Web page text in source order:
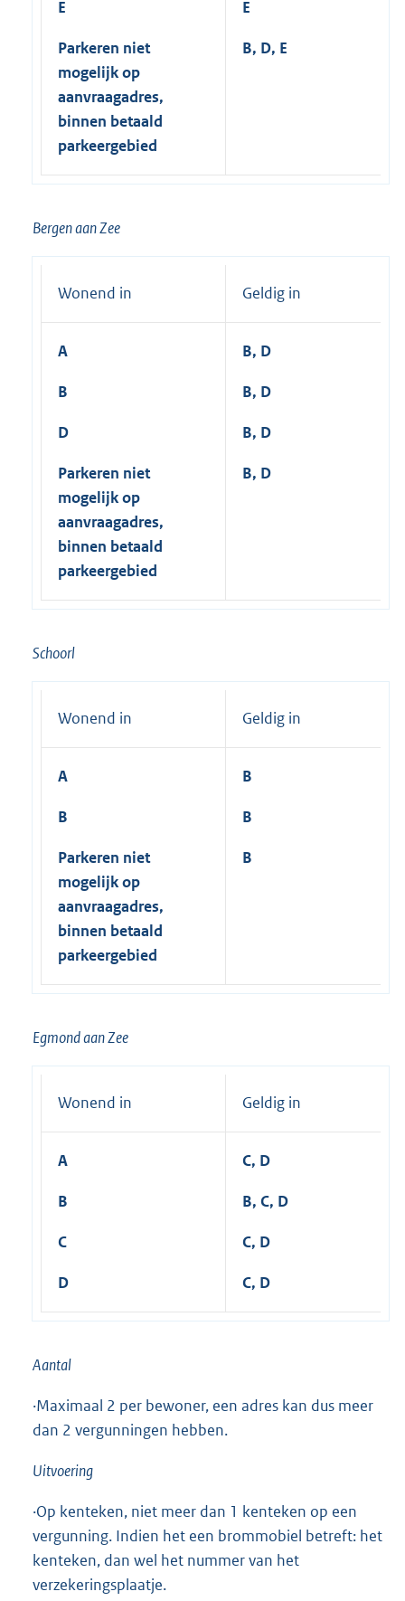
E
Parkeren niet
mogelijk op
aanvraagadres,
binnen betaald
parkeergebied
E
B, D, E
Bergen aan Zee
Wonend in Geldig in
A
B
D
Parkeren niet
mogelijk op
aanvraagadres,
binnen betaald
parkeergebied
B, D
B, D
B, D
B, D
Schoorl
Wonend in Geldig in
A
B
Parkeren niet
mogelijk op
aanvraagadres,
binnen betaald
parkeergebied
B
B
B
Egmond aan Zee
Wonend in Geldig in
A
B
C
D
C, D
B, C, D
C, D
C, D
Aantal
·Maximaal 2 per bewoner, een adres kan dus meer
dan 2 vergunningen hebben.
Uitvoering
·Op kenteken, niet meer dan 1 kenteken op een
vergunning. Indien het een brommobiel betreft: het
kenteken, dan wel het nummer van het
verzekeringsplaatje.